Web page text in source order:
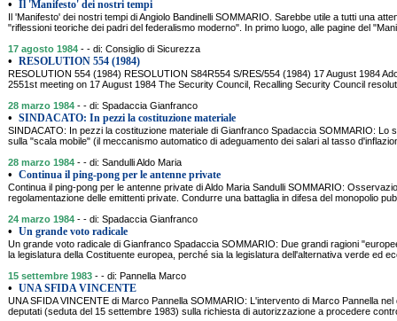
• Il 'Manifesto' dei nostri tempi
Il 'Manifesto' dei nostri tempi di Angiolo Bandinelli SOMMARIO. Sarebbe utile a tutti una
"riflessioni teoriche dei padri del federalismo moderno". In primo luogo, alle pagine del
17 agosto 1984 - - di: Consiglio di Sicurezza
• RESOLUTION 554 (1984)
RESOLUTION 554 (1984) RESOLUTION S84R554 S/RES/554 (1984) 17 August 1984
2551st meeting on 17 August 1984 The Security Council, Recalling Security Council
28 marzo 1984 - - di: Spadaccia Gianfranco
• SINDACATO: In pezzi la costituzione materiale
SINDACATO: In pezzi la costituzione materiale di Gianfranco Spadaccia SOMMARIO: Lo
sulla "scala mobile" (il meccanismo automatico di adeguamento dei salari al tasso
28 marzo 1984 - - di: Sandulli Aldo Maria
• Continua il ping-pong per le antenne private
Continua il ping-pong per le antenne private di Aldo Maria Sandulli SOMMARIO:
regolamentazione delle emittenti private. Condurre una battaglia in difesa del monopolio
24 marzo 1984 - - di: Spadaccia Gianfranco
• Un grande voto radicale
Un grande voto radicale di Gianfranco Spadaccia SOMMARIO: Due grandi ragioni
la legislatura della Costituente europea, perché sia la legislatura dell'alternativa verde ed
15 settembre 1983 - - di: Pannella Marco
• UNA SFIDA VINCENTE
UNA SFIDA VINCENTE di Marco Pannella SOMMARIO: L'intervento di Marco Pannella
deputati (seduta del 15 settembre 1983) sulla richiesta di autorizzazione a procedere